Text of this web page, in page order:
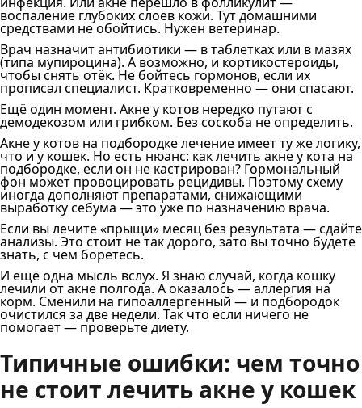
воспаление глубоких слоёв кожи. Тут домашними
средствами не обойтись. Нужен ветеринар.
Врач назначит антибиотики — в таблетках или в мазях
(типа мупироцина). А возможно, и кортикостероиды,
чтобы снять отёк. Не бойтесь гормонов, если их
прописал специалист. Кратковременно — они спасают.
Ещё один момент. Акне у котов нередко путают с
демодекозом или грибком. Без соскоба не определить.
Акне у котов на подбородке лечение имеет ту же логику,
что и у кошек. Но есть нюанс: как лечить акне у кота на
подбородке, если он не кастрирован? Гормональный
фон может провоцировать рецидивы. Поэтому схему
иногда дополняют препаратами, снижающими
выработку себума — это уже по назначению врача.
Если вы лечите «прыщи» месяц без результата — сдайте
анализы. Это стоит не так дорого, зато вы точно будете
знать, с чем боретесь.
И ещё одна мысль вслух. Я знаю случай, когда кошку
лечили от акне полгода. А оказалось — аллергия на
корм. Сменили на гипоаллергенный — и подбородок
очистился за две недели. Так что если ничего не
помогает — проверьте диету.
Типичные ошибки: чем точно
не стоит лечить акне у кошек